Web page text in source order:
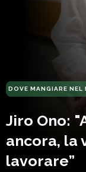
DOVE MANGIARE NEL
Jiro Ono:
ancora, la
lavorare”